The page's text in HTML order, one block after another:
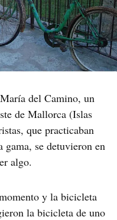
del Camino, un
de Mallorca (Islas
que practicaban
se detuvieron en
algo.
y la bicicleta
la bicicleta de uno